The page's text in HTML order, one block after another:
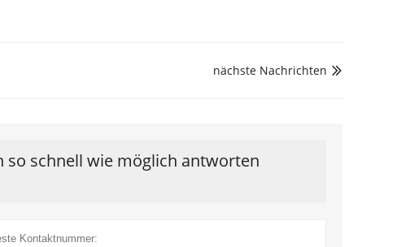

nächste Nachrichten
so schnell wie möglich antworten